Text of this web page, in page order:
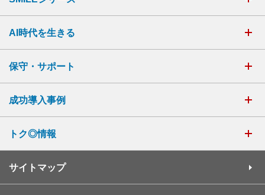
AI時代を生きる
保守・サポート
成功導入事例
トク◎情報
サイトマップ